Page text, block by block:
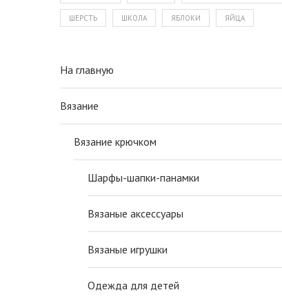
ШЕРСТЬ ШКОЛА ЯБЛОКИ ЯЙЦА
На главную
Вязание
Вязание крючком
Шарфы-шапки-панамки
Вязаные аксессуары
Вязаные игрушки
Одежда для детей